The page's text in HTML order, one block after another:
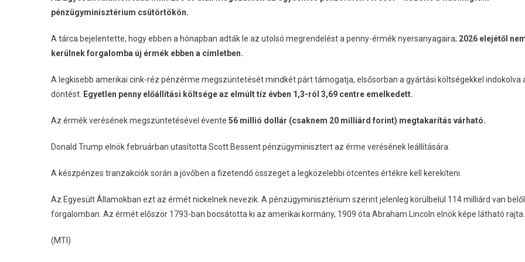
pénzügyminisztérium csütörtökön.
A tárca bejelentette, hogy ebben a hónapban adták le az utolsó megrendelést a penny-érmék nyersanyagaira; 2026 elejétől
kerülnek forgalomba új érmék ebben a címletben.
A legkisebb amerikai cink-réz pénzérme megszüntetését mindkét párt támogatja, elsősorban a gyártási költségekkel indokolva
döntést. Egyetlen penny előállítási költsége az elmúlt tíz évben 1,3-ról 3,69 centre emelkedett.
Az érmék verésének megszüntetésével évente 56 millió dollár (csaknem 20 milliárd forint) megtakarítás várható.
Donald Trump elnök februárban utasította Scott Bessent pénzügyminisztert az érme verésének leállítására.
A készpénzes tranzakciók során a jövőben a fizetendő összeget a legközelebbi ötcentes értékre kell kerekíteni.
Az Egyesült Államokban ezt az érmét nickelnek nevezik. A pénzügyminisztérium szerint jelenleg körülbelül 114 milliárd van
forgalomban. Az érmét először 1793-ban bocsátotta ki az amerikai kormány, 1909 óta Abraham Lincoln elnök képe látható rajta.
(MTI)